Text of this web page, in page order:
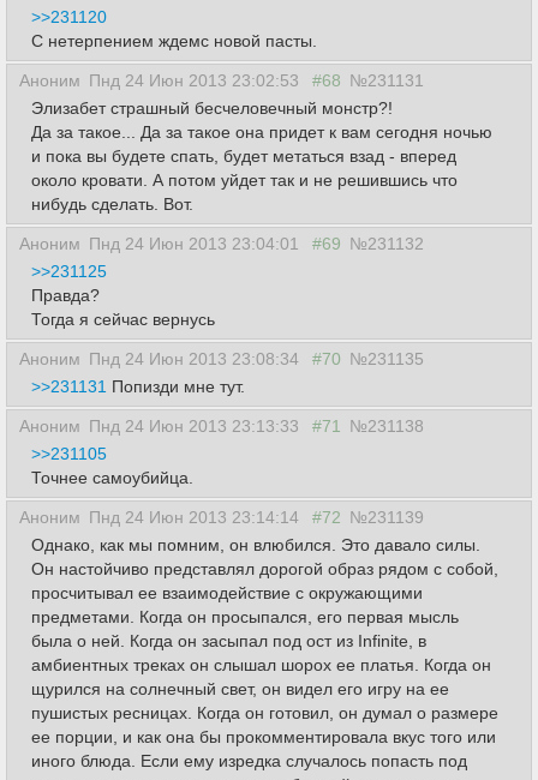
>>231120
С нетерпением ждемс новой пасты.
Аноним Пнд 24 Июн 2013 23:02:53 #68 №231131
Элизабет страшный бесчеловечный монстр?!
Да за такое... Да за такое она придет к вам сегодня ночью
и пока вы будете спать, будет метаться взад - вперед
около кровати. А потом уйдет так и не решившись что
нибудь сделать. Вот.
Аноним Пнд 24 Июн 2013 23:04:01 #69 №231132
>>231125
Правда?
Тогда я сейчас вернусь
Аноним Пнд 24 Июн 2013 23:08:34 #70 №231135
>>231131 Попизди мне тут.
Аноним Пнд 24 Июн 2013 23:13:33 #71
№231138
>>231105
Точнее самоубийца.
Аноним Пнд 24 Июн 2013 23:14:14 #72 №231139
Однако, как мы помним, он влюбился. Это давало силы.
Он настойчиво представлял дорогой образ рядом с собой,
просчитывал ее взаимодействие с окружающими
предметами. Когда он просыпался, его первая мысль
была о ней. Когда он засыпал под ост из Infinite, в
амбиентных треках он слышал шорох ее платья. Когда он
щурился на солнечный свет, он видел его игру на ее
пушистых ресницах. Когда он готовил, он думал о размере
ее порции, и как она бы прокомментировала вкус того или
иного блюда. Если ему изредка случалось попасть под